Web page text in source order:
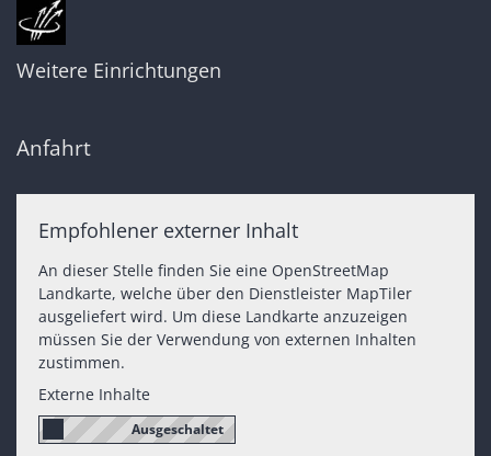
Weitere Einrichtungen
Anfahrt
Empfohlener externer Inhalt
An dieser Stelle finden Sie eine OpenStreetMap
Landkarte, welche über den Dienstleister MapTiler
ausgeliefert wird. Um diese Landkarte anzuzeigen
müssen Sie der Verwendung von externen Inhalten
zustimmen.
Externe Inhalte